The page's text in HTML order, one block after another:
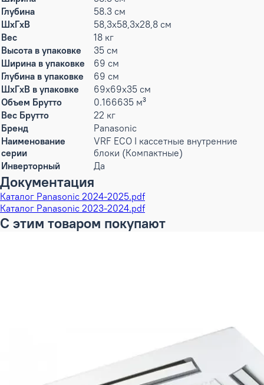
Глубина
58.3 см
ШxГxВ
58,3x58,3x28,8 см
Вес
18 кг
Высота в упаковке
35 см
Ширина в упаковке
69 см
Глубина в упаковке
69 см
ШxГxВ в упаковке
69x69x35 см
Объем Брутто
0.166635 м³
Вес Брутто
22 кг
Бренд
Panasonic
Наименование
серии
VRF ECO I кассетные внутренние
блоки (Компактные)
Инверторный
Да
Документация
Каталог Panasonic 2024-2025.pdf
Каталог Panasonic 2023-2024.pdf
С этим товаром покупают